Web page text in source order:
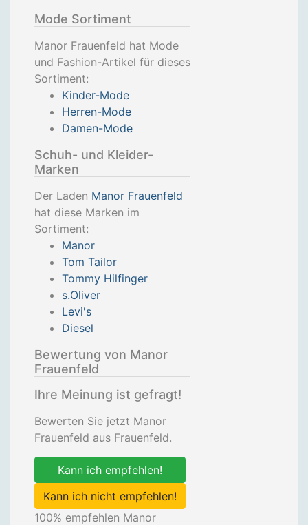
Mode Sortiment
Manor Frauenfeld hat Mode
und Fashion-Artikel für dieses
Sortiment:
Kinder-Mode
Herren-Mode
Damen-Mode
Schuh- und Kleider-
Marken
Der Laden Manor Frauenfeld
hat diese Marken im
Sortiment:
Manor
Tom Tailor
Tommy Hilfinger
s.Oliver
Levi's
Diesel
Bewertung von Manor
Frauenfeld
Ihre Meinung ist gefragt!
Bewerten Sie jetzt Manor
Frauenfeld aus Frauenfeld.
Kann ich empfehlen!
Kann ich nicht empfehlen!
100% empfehlen Manor